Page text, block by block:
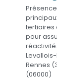
tertiaires
pour
Rennes
(06000)